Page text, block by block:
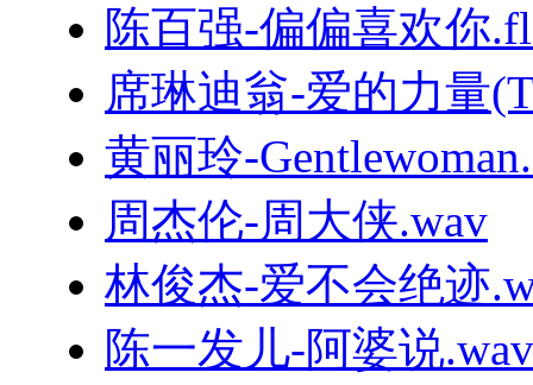
陈百强-偏偏喜欢你
席琳迪翁-爱的力量
黄丽玲-
周杰伦-周大侠.wav
林俊杰-爱不会绝迹
陈一发儿-阿婆说.wav